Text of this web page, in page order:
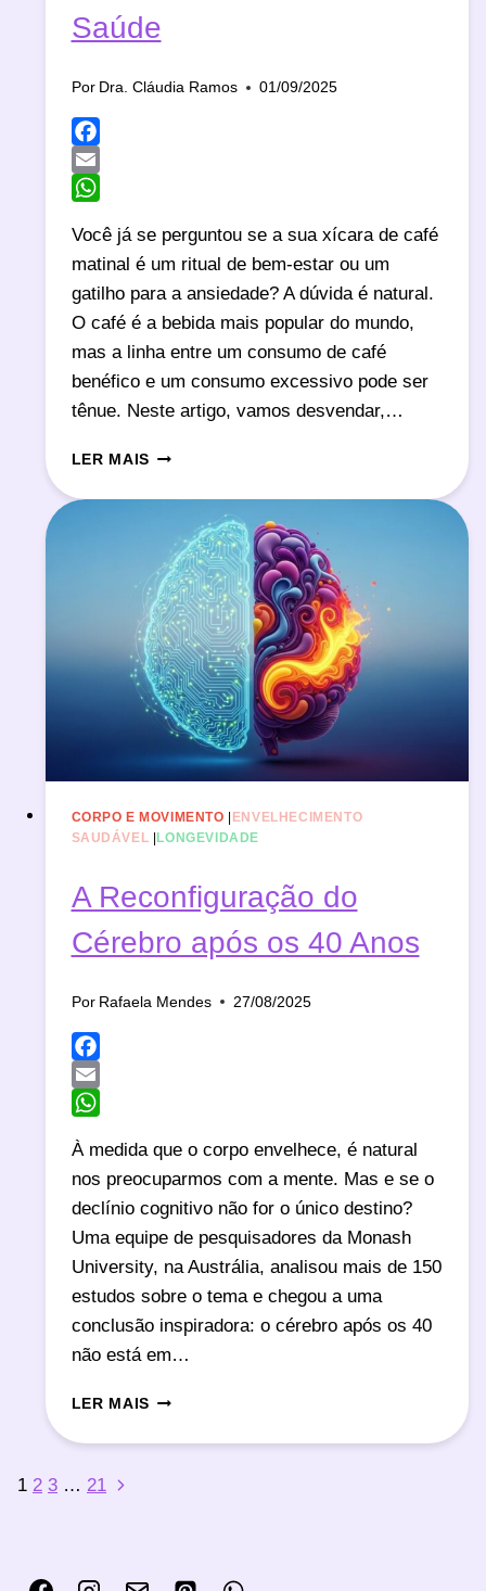
Saúde
Por Dra. Cláudia Ramos 01/09/2025
Você já se perguntou se a sua xícara de café
matinal é um ritual de bem-estar ou um
gatilho para a ansiedade? A dúvida é natural.
O café é a bebida mais popular do mundo,
mas a linha entre um consumo de café
benéfico e um consumo excessivo pode ser
tênue. Neste artigo, vamos desvendar,…
LER MAISVOCÊ
MUITO
CAFÉ?
CONHEÇA
OS
RISCOS
E
BENEFÍCIOS
PARA
SUA
SAÚDE
CORPO E MOVIMENTO
ENVELHECIMENTO
SAUDÁVEL
LONGEVIDADE
A Reconfiguração do
Cérebro após os 40 Anos
Por Rafaela Mendes 27/08/2025
À medida que o corpo envelhece, é natural
nos preocuparmos com a mente. Mas e se o
declínio cognitivo não for o único destino?
Uma equipe de pesquisadores da Monash
University, na Austrália, analisou mais de 150
estudos sobre o tema e chegou a uma
conclusão inspiradora: o cérebro após os 40
não está em…
LER MAISA
DO
Navegação
Página
1 2 3 … 21 Página